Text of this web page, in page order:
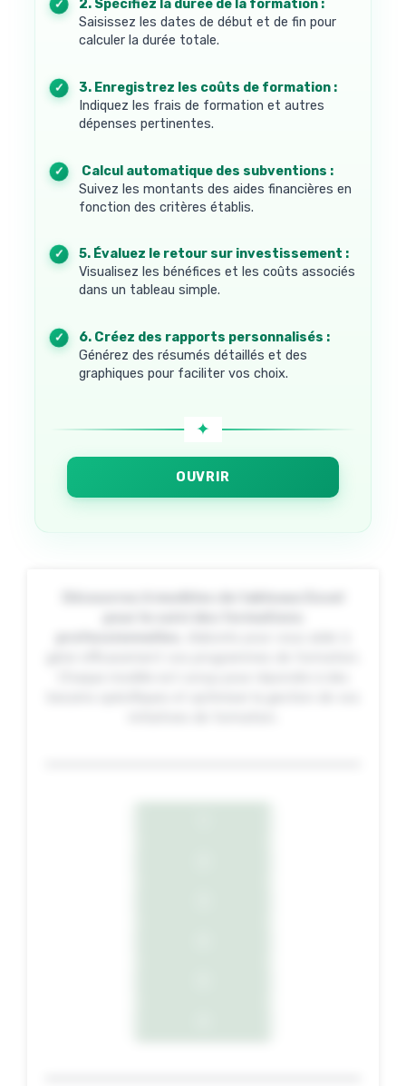
2. Spécifiez la durée de la formation :
Saisissez les dates de début et de fin pour
calculer la durée totale.
3. Enregistrez les coûts de formation :
Indiquez les frais de formation et autres
dépenses pertinentes.
4. Calcul automatique des subventions :
Suivez les montants des aides financières en
fonction des critères établis.
5. Évaluez le retour sur investissement :
Visualisez les bénéfices et les coûts associés
dans un tableau simple.
6. Créez des rapports personnalisés :
Générez des résumés détaillés et des
graphiques pour faciliter vos choix.
OUVRIR